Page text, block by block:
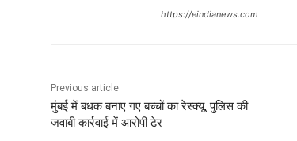
https://eindianews.com
Previous article
मुंबई में बंधक बनाए गए बच्चों का रेस्क्यू, पुलिस की
जवाबी कार्रवाई में आरोपी ढेर